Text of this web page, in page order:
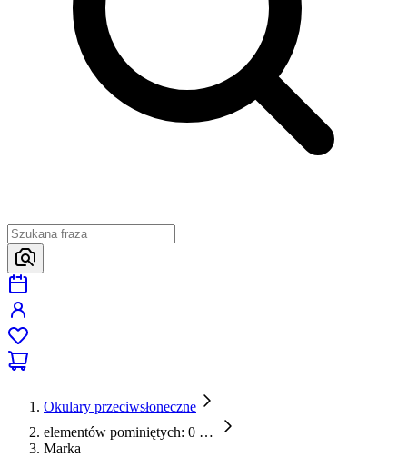
Okulary przeciwsłoneczne
elementów pominiętych: 0 …
Marka